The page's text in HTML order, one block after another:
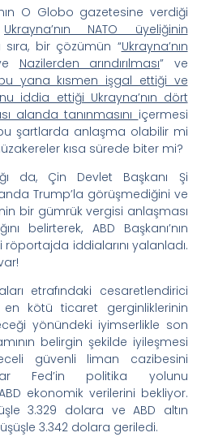
O Globo gazetesine verdiği
Ukrayna’nın NATO üyeliğinin
sıra, bir çözümün “Ukrayna’nın
Nazilerden arındırılması” ve
bu yana kısmen işgal ettiği ve
iddia ettiği Ukrayna’nın dört
alanda tanınmasını içermesi
şartlarda anlaşma olabilir mi
kısa sürede biter mi?
da, Çin Devlet Başkanı Şi
Trump’la görüşmediğini ve
bir gümrük vergisi anlaşması
belirterek, ABD Başkanı’nın
iddialarını yalanladı.
etrafındaki cesaretlendirici
en kötü ticaret gerginliklerinin
yönündeki iyimserlikle son
belirgin şekilde iyileşmesi
güvenli liman cazibesini
Fed’in politika yolunu
ekonomik verilerini bekliyor.
3.329 dolara ve ABD altın
3.342 dolara geriledi.